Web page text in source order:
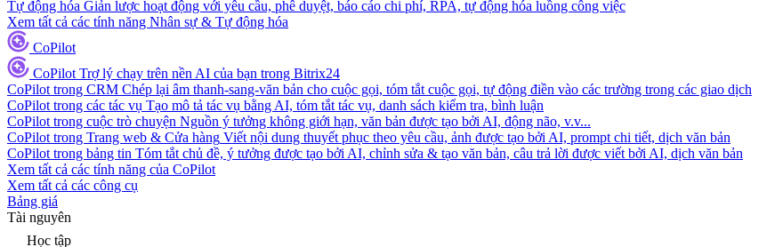
Tự động hóa Giản lược hoạt động với yêu cầu, phê duyệt, báo cáo chi phí, RPA, tự động hóa luồng công việc
Xem tất cả các tính năng Nhân sự & Tự động hóa
CoPilot
CoPilot Trợ lý chạy trên nền AI của bạn trong Bitrix24
CoPilot trong CRM Chép lại âm thanh-sang-văn bản cho cuộc gọi, tóm tắt cuộc gọi, tự động điền vào các trường trong các giao dịch
CoPilot trong các tác vụ Tạo mô tả tác vụ bằng AI, tóm tắt tác vụ, danh sách kiểm tra, bình luận
CoPilot trong cuộc trò chuyện Nguồn ý tưởng không giới hạn, văn bản được tạo bởi AI, động não, v.v...
CoPilot trong Trang web & Cửa hàng Viết nội dung thuyết phục theo yêu cầu, ảnh được tạo bởi AI, prompt chi tiết, dịch văn bản
CoPilot trong bảng tin Tóm tắt chủ đề, ý tưởng được tạo bởi AI, chỉnh sửa & tạo văn bản, câu trả lời được viết bởi AI, dịch văn bản
Xem tất cả các tính năng của CoPilot
Xem tất cả các công cụ
Bảng giá
Tài nguyên
Học tập